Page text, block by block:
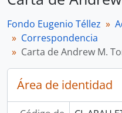
Fondo Eugenio Téllez
Correspondencia
Carta de Andrew M.
Área de identidad